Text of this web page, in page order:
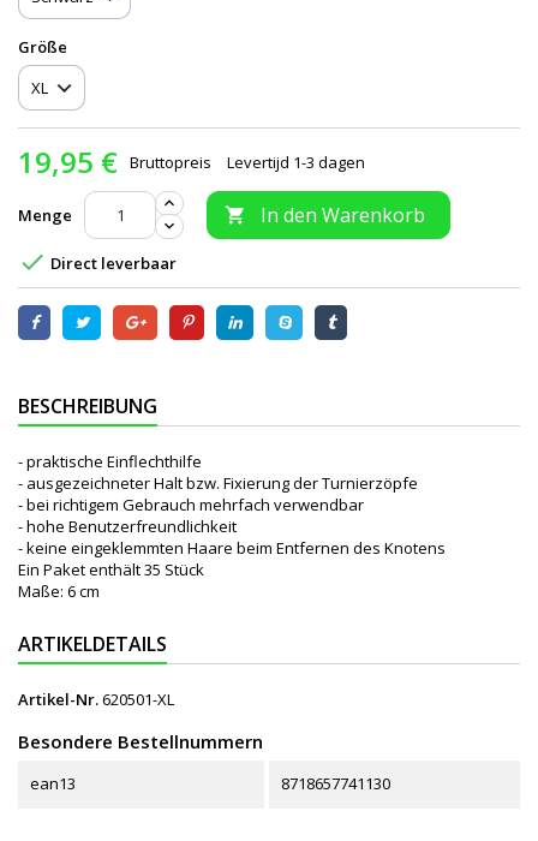
Größe
19,95 € Bruttopreis Levertijd 1-3 dagen
Menge  In den Warenkorb
 Direct leverbaar
BESCHREIBUNG
- praktische Einflechthilfe
- ausgezeichneter Halt bzw. Fixierung der Turnierzöpfe
- bei richtigem Gebrauch mehrfach verwendbar
- hohe Benutzerfreundlichkeit
- keine eingeklemmten Haare beim Entfernen des Knotens
Ein Paket enthält 35 Stück
Maße: 6 cm
ARTIKELDETAILS
Artikel-Nr.620501-XL
Besondere Bestellnummern
ean13 8718657741130